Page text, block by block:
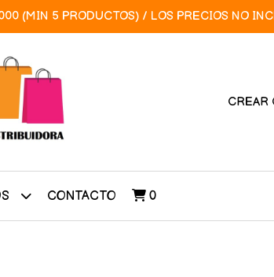
(MIN 5 PRODUCTOS) / LOS PRECIOS NO
CREAR
CONTACTO 0